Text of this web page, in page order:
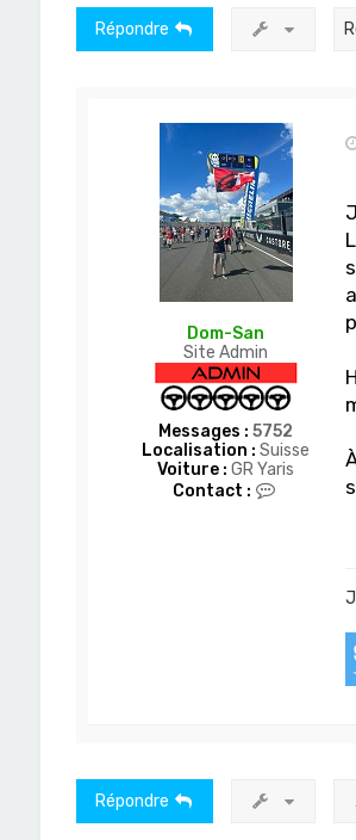
Répondre
Dom-San
Site Admin
Messages : 5752
Localisation : Suisse
Voiture : GR Yaris
Contact :
Répondre